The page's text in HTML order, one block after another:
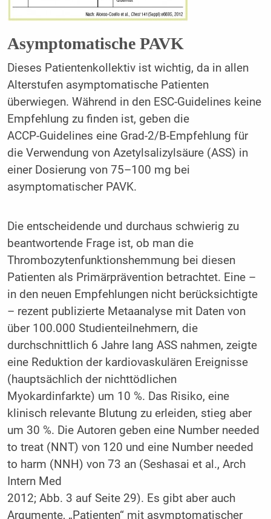
Asymptomatische PAVK
Dieses Patientenkollektiv ist wichtig, da in allen
Alterstufen asymptomatische Patienten
überwiegen. Während in den ESC-Guidelines keine
Empfehlung zu finden ist, geben die
ACCP-Guidelines eine Grad-2/B-Empfehlung für
die Verwendung von Azetylsalizylsäure (ASS) in
einer Dosierung von 75–100 mg bei
asymptomatischer PAVK.
Die entscheidende und durchaus schwierig zu
beantwortende Frage ist, ob man die
Thrombozytenfunktionshemmung bei diesen
Patienten als Primärprävention betrachtet. Eine –
in den neuen Empfehlungen nicht berücksichtigte
– rezent publizierte Metaanalyse mit Daten von
über 100.000 Studienteilnehmern, die
durchschnittlich 6 Jahre lang ASS nahmen, zeigte
eine Reduktion der kardiovaskulären Ereignisse
(hauptsächlich der nichttödlichen
Myokardinfarkte) um 10 %. Das Risiko, eine
klinisch relevante Blutung zu erleiden, stieg aber
um 30 %. Die Autoren geben eine Number needed
to treat (NNT) von 120 und eine Number needed
to harm (NNH) von 73 an (Seshasai et al., Arch
Intern Med
2012; Abb. 3 auf Seite 29). Es gibt aber auch
Argumente, „Patienten“ mit asymptomatischer